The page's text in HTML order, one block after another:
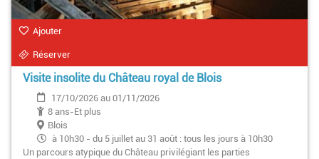
Ajouter
Réserver
Visite insolite du Château royal de Blois
17/10/2026 au 01/11/2026
8 ans-Et plus
Blois
à 10h30 - du 5 juillet au 31 août : tous les jours à 10h30
et 15h
Un parcours atypique du Château privilégiant les parties